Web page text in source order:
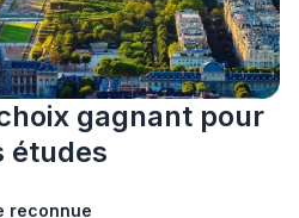
gagnant pour
études
reconnue